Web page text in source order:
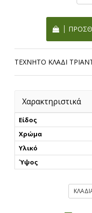
ΤΕΧΝΗΤΟ ΚΛΑΔΙ
Χαρακτηριστικά
Είδος
Χρώμα
Υλικό
Ύψος